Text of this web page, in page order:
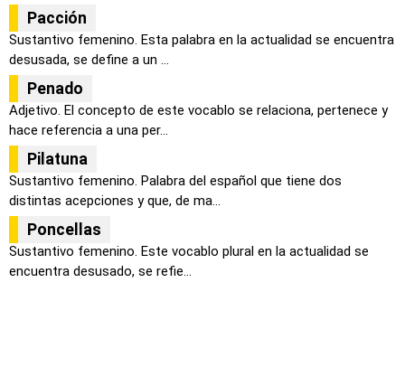
Pacción
Sustantivo femenino. Esta palabra en la actualidad se encuentra
desusada, se define a un ...
Penado
Adjetivo. El concepto de este vocablo se relaciona, pertenece y
hace referencia a una per...
Pilatuna
Sustantivo femenino. Palabra del español que tiene dos
distintas acepciones y que, de ma...
Poncellas
Sustantivo femenino. Este vocablo plural en la actualidad se
encuentra desusado, se refie...